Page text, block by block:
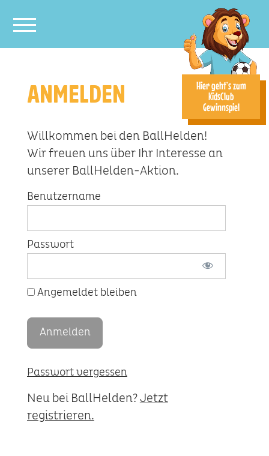
Hier geht’s zum
KidsClub
Gewinnspiel
ANMELDEN
Willkommen bei den BallHelden!
Wir freuen uns über Ihr Interesse an
unserer BallHelden-Aktion.
Benutzername
Passwort
Angemeldet bleiben
Passwort vergessen
Neu bei BallHelden? Jetzt
registrieren.